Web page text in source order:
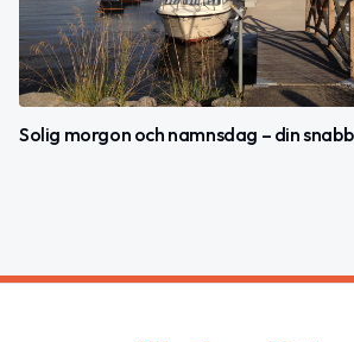
Solig morgon och namnsdag – din